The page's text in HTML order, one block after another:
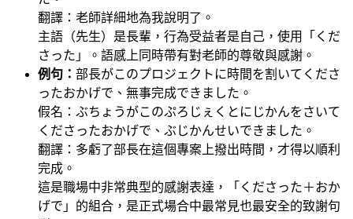
翻譯：老師詳細地為我說明了。
主語（先生）是長輩，行為受益者是自己，使用「くだ
さった」。語感上同時帶有對老師的尊敬與感謝。
例句： 部長がこのプロジェクトに時間を割いてくださ
ったおかげで、無事完成できました。
假名：ぶちょうがこのぷろじぇくとにじかんをさいて
くださったおかげで、ぶじかんせいできました。
翻譯：多虧了部長在這個專案上撥出時間，才得以順利
完成。
這是職場中非常典型的感謝表達，「くださった＋おか
げで」的組合，是正式場合中最常見也最安全的致謝句